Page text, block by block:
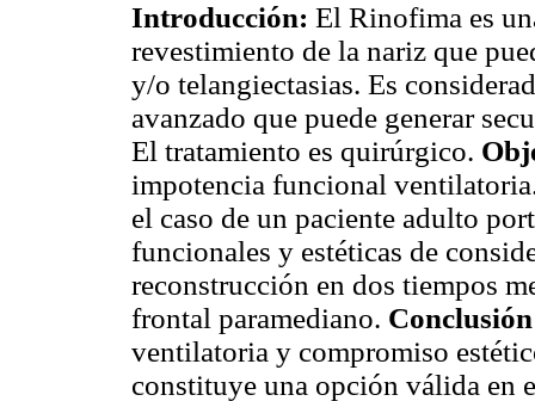
Introducción: El Rinofima es
revestimiento de la nariz que
y/o telangiectasias. Es
avanzado que puede generar
El tratamiento es quirúrgico.
impotencia funcional
el caso de un paciente adulto
funcionales y estéticas de
reconstrucción en dos tiempos
frontal paramediano.
ventilatoria y compromiso
constituye una opción válida en